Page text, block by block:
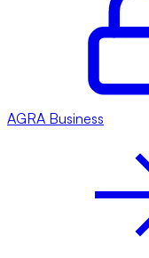
AGRA Business